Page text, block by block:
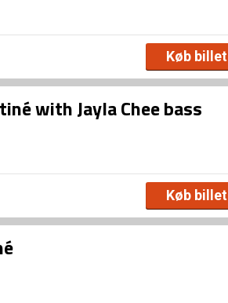
Køb billet
with Jayla Chee bass
Køb billet